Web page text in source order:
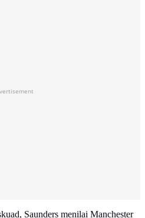
Saunders menilai Manchester